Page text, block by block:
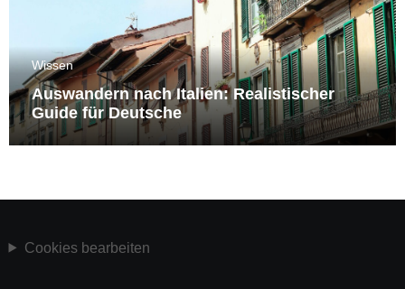
Wissen
Auswandern nach Italien: Realistischer
Guide für Deutsche
Cookies bearbeiten